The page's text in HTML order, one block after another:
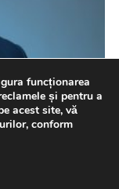
funcționarea
și pentru a
acest site, vă
conform